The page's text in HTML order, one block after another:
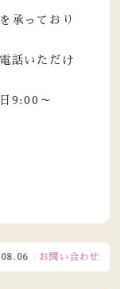
承っており
話いただけ
日9:00～
お問い合わせ窓